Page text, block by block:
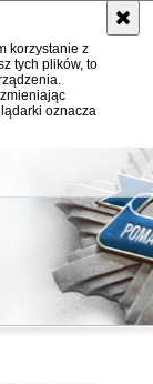
korzystanie z
tych plików, to
oznacza